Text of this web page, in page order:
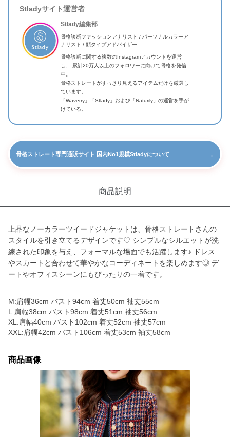
Stladyサイト運営者
Stlady編集部
骨格診断ファッションアナリスト / パーソナルカラーア
ナリスト / 顔タイプアドバイザー
骨格診断に関する複数のInstagramアカウントを運営
し、 累計20万人以上のフォロワーに向けて骨格を発信
中。
骨格ストレートがすっきり見えるアイテムだけを厳選し
ています。
「Waverry」「Stlady」および「Naturily」の運営を手が
けている。
骨格ストレート専門通販サイト 国内No1規模Stladyについて →
商品説明
上品なノーカラーツイードジャケットは、骨格ストレートさんの
スタイルを引き立てるデザインです♡ シンプルなシルエットが洗
練された印象を与え、フォーマルな場面でも活躍します♪ ドレス
やスカートと合わせて華やかなコーディネートを楽しめます◎ デ
ートやオフィスシーンにもぴったりの一着です。
M:肩幅36cm バスト94cm 着丈50cm 袖丈55cm
L:肩幅38cm バスト98cm 着丈51cm 袖丈56cm
XL:肩幅40cm バスト102cm 着丈52cm 袖丈57cm
XXL:肩幅42cm バスト106cm 着丈53cm 袖丈58cm
商品画像